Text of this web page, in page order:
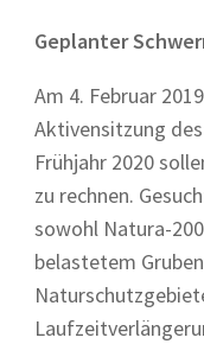
Geplanter
Am 4. Februar
Aktivensitzung
Frühjahr 2020
zu rechnen.
sowohl Natura-
belastetem